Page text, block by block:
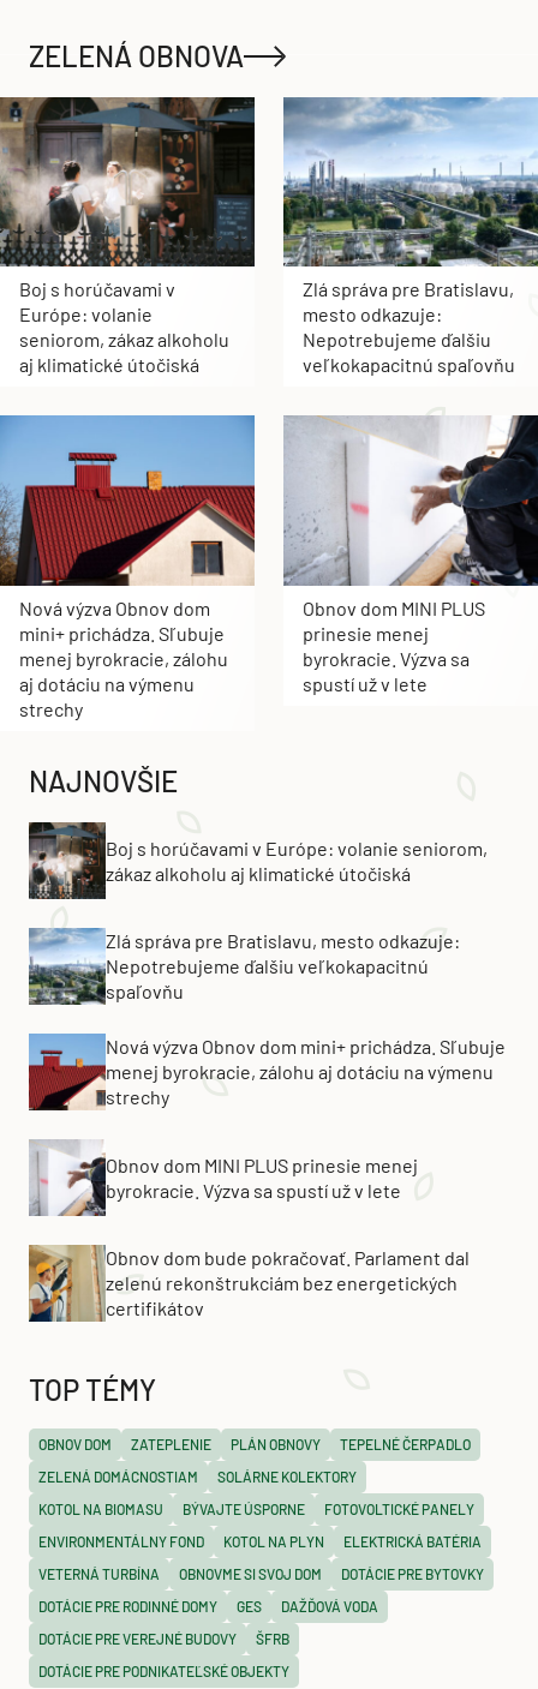
ZELENÁ OBNOVA
Boj s horúčavami v
Európe: volanie
seniorom, zákaz alkoholu
aj klimatické útočiská
Zlá správa pre Bratislavu,
mesto odkazuje:
Nepotrebujeme ďalšiu
veľkokapacitnú spaľovňu
Nová výzva Obnov dom
mini+ prichádza. Sľubuje
menej byrokracie, zálohu
aj dotáciu na výmenu
strechy
Obnov dom MINI PLUS
prinesie menej
byrokracie. Výzva sa
spustí už v lete
NAJNOVŠIE
Boj s horúčavami v Európe: volanie seniorom,
zákaz alkoholu aj klimatické útočiská
Zlá správa pre Bratislavu, mesto odkazuje:
Nepotrebujeme ďalšiu veľkokapacitnú
spaľovňu
Nová výzva Obnov dom mini+ prichádza. Sľubuje
menej byrokracie, zálohu aj dotáciu na výmenu
strechy
Obnov dom MINI PLUS prinesie menej
byrokracie. Výzva sa spustí už v lete
Obnov dom bude pokračovať. Parlament dal
zelenú rekonštrukciám bez energetických
certifikátov
TOP TÉMY
OBNOV DOM ZATEPLENIE PLÁN OBNOVY
TEPELNÉ ČERPADLO
ZELENÁ DOMÁCNOSTIAM
SOLÁRNE KOLEKTORY
KOTOL NA BIOMASU
BÝVAJTE ÚSPORNE
FOTOVOLTICKÉ PANELY
ENVIRONMENTÁLNY FOND
KOTOL NA PLYN
ELEKTRICKÁ BATÉRIA
VETERNÁ TURBÍNA
OBNOVME SI SVOJ DOM
DOTÁCIE PRE BYTOVKY
DOTÁCIE PRE RODINNÉ DOMY
GES
DAŽĎOVÁ VODA
DOTÁCIE PRE VEREJNÉ BUDOVY
ŠFRB
DOTÁCIE PRE PODNIKATEĽSKÉ OBJEKTY